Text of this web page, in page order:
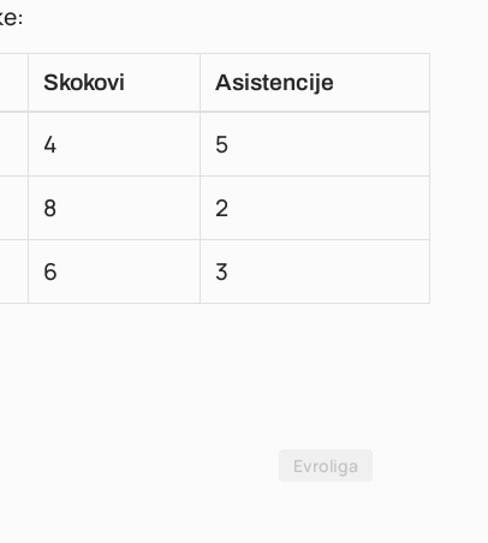
Skokovi Asistencije
4 5
8 2
6
3
Evroliga